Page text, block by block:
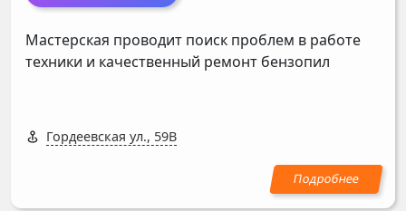
Мастерская проводит поиск проблем в работе
техники и качественный ремонт бензопил
Гордеевская ул., 59В